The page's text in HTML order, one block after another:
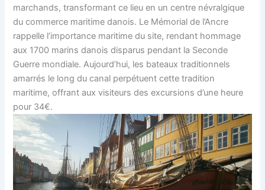
marchands, transformant ce lieu en un centre névralgique
du commerce maritime danois. Le Mémorial de l’Ancre
rappelle l’importance maritime du site, rendant hommage
aux 1700 marins danois disparus pendant la Seconde
Guerre mondiale. Aujourd’hui, les bateaux traditionnels
amarrés le long du canal perpétuent cette tradition
maritime, offrant aux visiteurs des excursions d’une heure
pour 34€.